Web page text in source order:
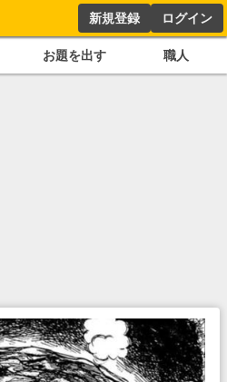
新規登録 ログイン
お題を出す 職人